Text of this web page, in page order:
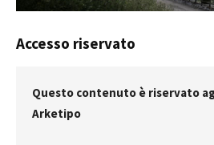
Accesso riservato
Questo contenuto è riservato
Arketipo